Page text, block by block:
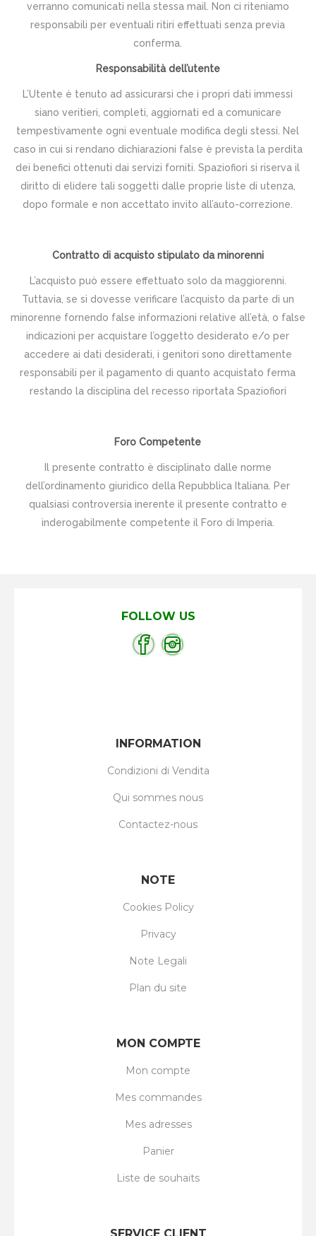
verranno comunicati nella stessa mail. Non ci riteniamo
responsabili per eventuali ritiri effettuati senza previa
conferma.
Responsabilità dell’utente
L’Utente è tenuto ad assicurarsi che i propri dati immessi
siano veritieri, completi, aggiornati ed a comunicare
tempestivamente ogni eventuale modifica degli stessi. Nel
caso in cui si rendano dichiarazioni false è prevista la perdita
dei benefici ottenuti dai servizi forniti. Spaziofiori si riserva il
diritto di elidere tali soggetti dalle proprie liste di utenza,
dopo formale e non accettato invito all’auto-correzione.
Contratto di acquisto stipulato da minorenni
L’acquisto può essere effettuato solo da maggiorenni.
Tuttavia, se si dovesse verificare l’acquisto da parte di un
minorenne fornendo false informazioni relative all’età, o false
indicazioni per acquistare l’oggetto desiderato e/o per
accedere ai dati desiderati, i genitori sono direttamente
responsabili per il pagamento di quanto acquistato ferma
restando la disciplina del recesso riportata Spaziofiori
Foro Competente
Il presente contratto è disciplinato dalle norme
dell’ordinamento giuridico della Repubblica Italiana. Per
qualsiasi controversia inerente il presente contratto e
inderogabilmente competente il Foro di Imperia.
FOLLOW US
INFORMATION
Condizioni di Vendita
Qui sommes nous
Contactez-nous
NOTE
Cookies Policy
Privacy
Note Legali
Plan du site
MON COMPTE
Mon compte
Mes commandes
Mes adresses
Panier
Liste de souhaits